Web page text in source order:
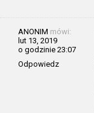
ANONIM mówi:
lut 13, 2019
o godzinie 23:07
Odpowiedz